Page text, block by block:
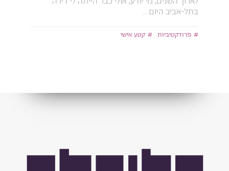
בתל-אביב היום....
פרודקטיביות קטע אישי